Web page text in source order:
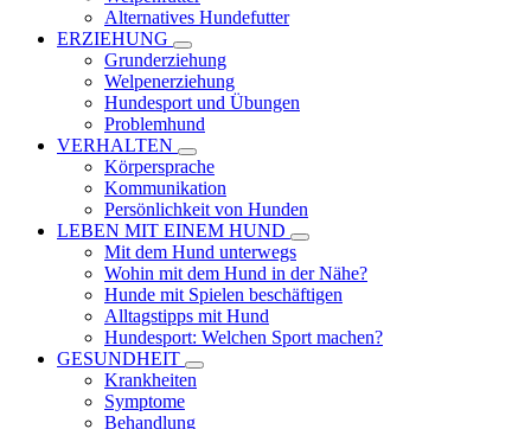
Alternatives Hundefutter
ERZIEHUNG
Grunderziehung
Welpenerziehung
Hundesport und Übungen
Problemhund
VERHALTEN
Körpersprache
Kommunikation
Persönlichkeit von Hunden
LEBEN MIT EINEM HUND
Mit dem Hund unterwegs
Wohin mit dem Hund in der Nähe?
Hunde mit Spielen beschäftigen
Alltagstipps mit Hund
Hundesport: Welchen Sport machen?
GESUNDHEIT
Krankheiten
Symptome
Behandlung